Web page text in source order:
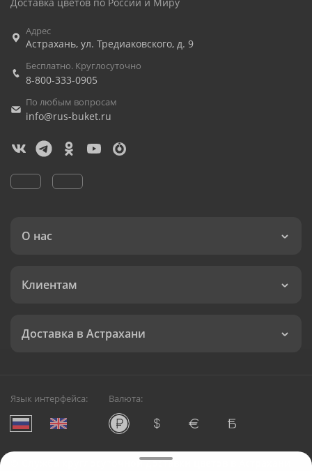
Адрес
Астрахань, ул. Тредиаковского, д. 9
Бесплатно. Круглосуточно
8-800-333-0905
По любым вопросам
info@rus-buket.ru
О нас
Клиентам
Доставка в Астрахани
Язык интерфейса: Валюта:
Служба круглосуточной доставки цветов в Астрахани